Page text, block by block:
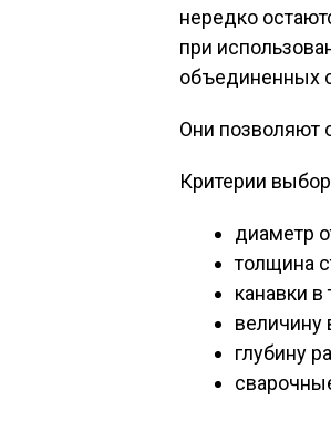
нередко
при
объединенных
Они позволяют
Критерии
диаметр
толщина
канавки в
величину
глубину